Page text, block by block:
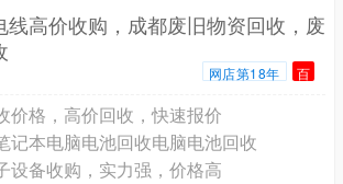
线高价收购，成都废旧物资回收，废
网店第18年 百
价格，高价回收，快速报价
记本电脑电池回收电脑电池回收
设备收购，实力强，价格高